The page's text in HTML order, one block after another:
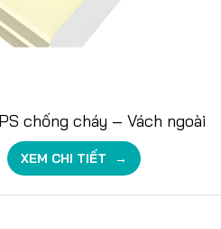
chống cháy – Vách ngoài
XEM CHI TIẾT